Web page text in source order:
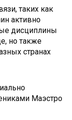
таких как
активно
дисциплины
но также
странах
Маэстро